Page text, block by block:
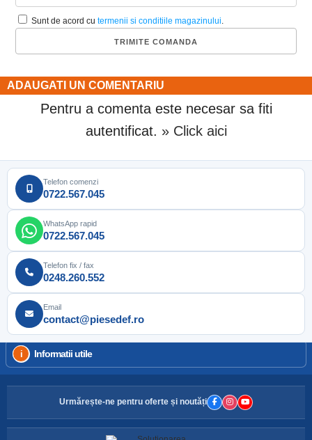
Sunt de acord cutermenii si conditiile magazinului
ADAUGATI UN COMENTARIU
Pentru a comenta este necesar sa fiti
autentificat. » Click aici
Telefon comenzi
0722.567.045
WhatsApp rapid
0722.567.045
Telefon fix / fax
0248.260.552
Email
contact@piesedef.ro
Informatii utile
Urmărește-ne pentru oferte și noutăți